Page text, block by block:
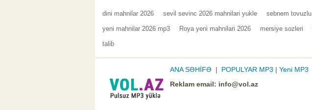
dini mahnilar 2026 sevil sevinc 2026 mahnilari yukle sebnem tovuzlu
yeni mahnilar 2026 mp3 Roya yeni mahnilari 2026 mersiye sozleri
talib
ANA SƏHİFƏ | POPULYAR MP3 | Yeni MP3
Reklam email: info@vol.az